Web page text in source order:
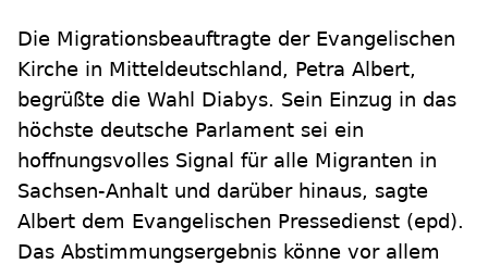
Die Migrationsbeauftragte der Evangelischen
Kirche in Mitteldeutschland, Petra Albert,
begrüßte die Wahl Diabys. Sein Einzug in das
höchste deutsche Parlament sei ein
hoffnungsvolles Signal für alle Migranten in
Sachsen-Anhalt und darüber hinaus, sagte
Albert dem Evangelischen Pressedienst (epd).
Das Abstimmungsergebnis könne vor allem